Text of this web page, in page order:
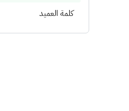
كلمة العميد